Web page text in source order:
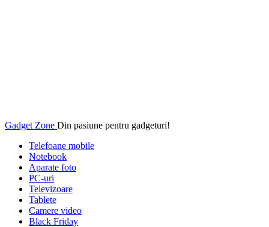
Gadget Zone Din pasiune pentru gadgeturi!
Telefoane mobile
Notebook
Aparate foto
PC-uri
Televizoare
Tablete
Camere video
Black Friday